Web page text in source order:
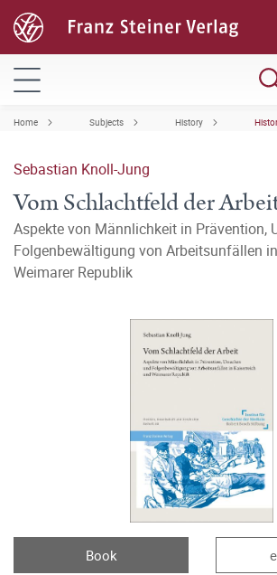
Home Subjects History
Sebastian Knoll-Jung
Vom Schlachtfeld der
Aspekte von Männlichkeit in Prävention,
Folgenbewältigung von Arbeitsunfällen
Weimarer Republik
Book